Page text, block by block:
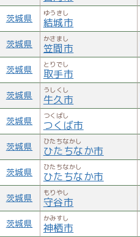
茨城県 ゆうきし
結城市
茨城県 かさまし
笠間市
茨城県 とりでし
取手市
茨城県 うしくし
牛久市
茨城県 つくばし
つくば市
茨城県 ひたちなかし
ひたちなか市
茨城県 ひたちなかし
ひたちなか市
茨城県 もりやし
守谷市
茨城県 かみすし
神栖市